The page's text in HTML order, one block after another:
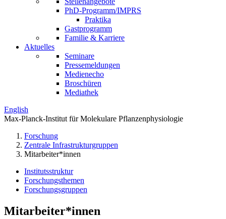
PhD-Programm/IMPRS
Praktika
Gastprogramm
Familie & Karriere
Aktuelles
Seminare
Pressemeldungen
Medienecho
Broschüren
Mediathek
English
Max-Planck-Institut für Molekulare Pflanzenphysiologie
Forschung
Zentrale Infrastrukturgruppen
Mitarbeiter*innen
Institutsstruktur
Forschungsthemen
Forschungsgruppen
Mitarbeiter*innen